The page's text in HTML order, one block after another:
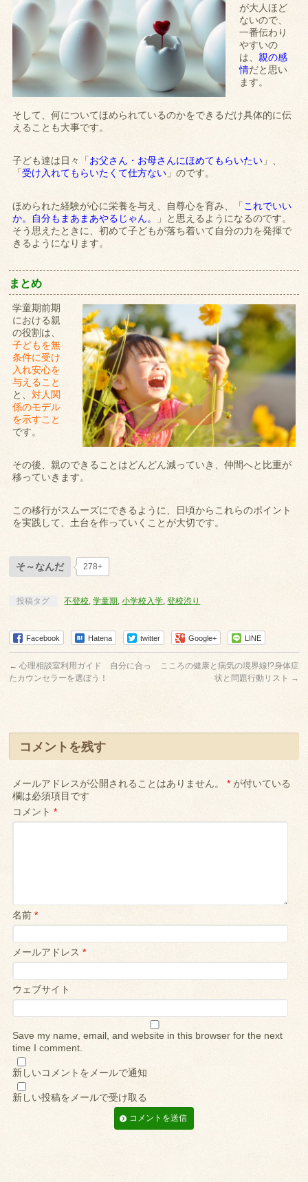
が大人ほど
ないので、
一番伝わり
やすいの
は、親の感
情だと思い
ます。
そして、何についてほめられているのかをできるだけ具体的に伝
えることも大事です。
子ども達は日々「お父さん・お母さんにほめてもらいたい 」、
「受け入れてもらいたくて仕方ない 」のです。
ほめられた経験が心に栄養を与え、自尊心を育み、「これでいい
か。自分もまあまあやるじゃん。
」と思えるようになるのです。
そう思えたときに、初めて子どもが落ち着いて自分の力を発揮で
きるようになります。
まとめ
学童期前期
における親
の役割は、
子どもを無
条件に受け
入れ安心を
与えること
と、対人関
係のモデル
を示すこと
です。
その後、親のできることはどんどん減っていき、仲間へと比重が
移っていきます。
この移行がスムーズにできるように、日頃からこれらのポイント
を実践して、土台を作っていくことが大切です。
そ～なんだ 278+
投稿タグ 不登校,学童期,小学校入学,登校渋り
Facebook Hatena twitter Google+ LINE
← 心理相談室利用ガイド 自分に合っ
たカウンセラーを選ぼう！
こころの健康と病気の境界線!?身体症
状と問題行動リスト →
コメントを残す
メールアドレスが公開されることはありません。 * が付いている
欄は必須項目です
コメント*
名前*
メールアドレス*
ウェブサイト
Save my name, email, and website in this browser for the next
time I comment.
新しいコメントをメールで通知
新しい投稿をメールで受け取る